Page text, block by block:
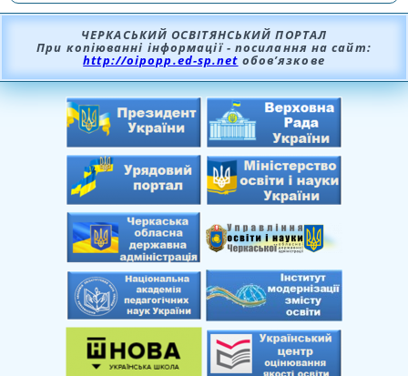
ЧЕРКАСЬКИЙ ОСВІТЯНСЬКИЙ ПОРТАЛ
При копіюванні інформації - посилання на сайт:
http://oipopp.ed-sp.net обов’язкове